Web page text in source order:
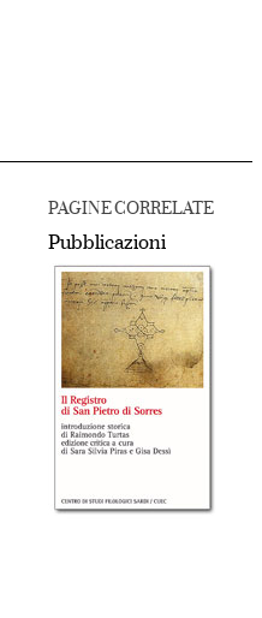
PAGINE CORRELATE
Pubblicazioni